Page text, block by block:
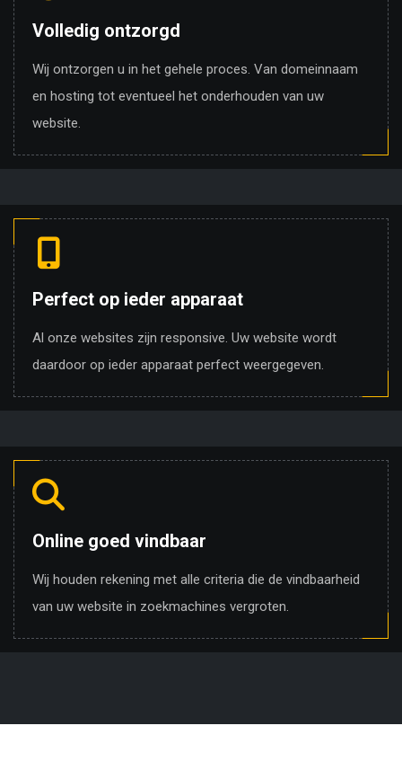
Volledig ontzorgd
Wij ontzorgen u in het gehele proces. Van domeinnaam
en hosting tot eventueel het onderhouden van uw
website.
Perfect op ieder apparaat
Al onze websites zijn responsive. Uw website wordt
daardoor op ieder apparaat perfect weergegeven.
Online goed vindbaar
Wij houden rekening met alle criteria die de vindbaarheid
van uw website in zoekmachines vergroten.